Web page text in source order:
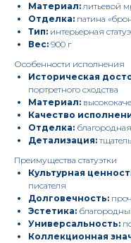
Материал:литьевой
Отделка: патина
Тип: интерьерная
Вес: 900 г
Особенности исполнения
Историческая
портретного сходства
Материал:
Качество
Отделка:
Детализация:
Преимущества статуэтки
Культурная
писателя
Долговечность:
Эстетика:
Универсальность:
Коллекционная